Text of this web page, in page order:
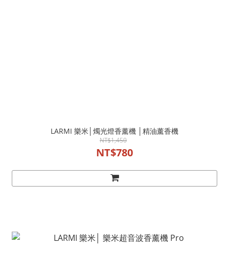
LARMI 樂米│燭光燈香薰機 │精油薰香機
NT$1,450
NT$780